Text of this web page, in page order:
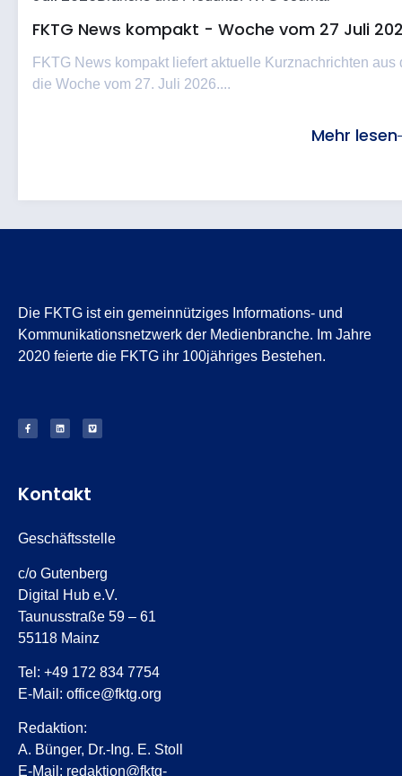
FKTG News kompakt - Woche vom 27 Juli
FKTG News kompakt liefert aktuelle Kurznachrichten
die Woche vom 27. Juli 2026....
Mehr lesen
Die FKTG ist ein gemeinnütziges Informations- und
Kommunikationsnetzwerk der Medienbranche. Im Jahre
2020 feierte die FKTG ihr 100jähriges Bestehen.
Kontakt
Geschäftsstelle
c/o Gutenberg
Digital Hub e.V.
Taunusstraße 59 – 61
55118 Mainz
Tel: +49 172 834 7754
E-Mail: office@fktg.org
Redaktion:
A. Bünger, Dr.-Ing. E. Stoll
E-Mail: redaktion@fktg-